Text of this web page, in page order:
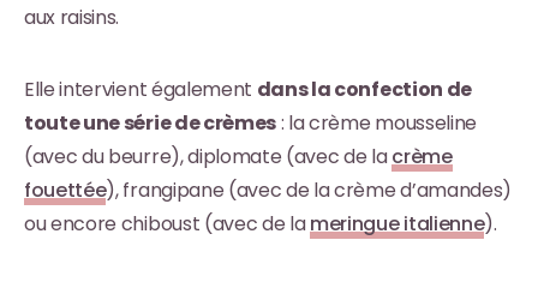
aux raisins.
Elle intervient également dans la confection de
toute une série de crèmes: la crème mousseline
(avec du beurre), diplomate (avec de lacrème
fouettée), frangipane (avec de la crème d’amandes)
ou encore chiboust (avec de lameringue italienne).